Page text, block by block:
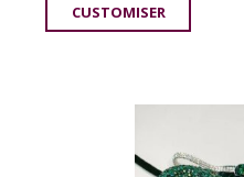
CUSTOMISER